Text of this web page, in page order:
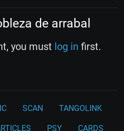
de arrabal
you must log in first.
SCAN TANGOLINK
PSY CARDS